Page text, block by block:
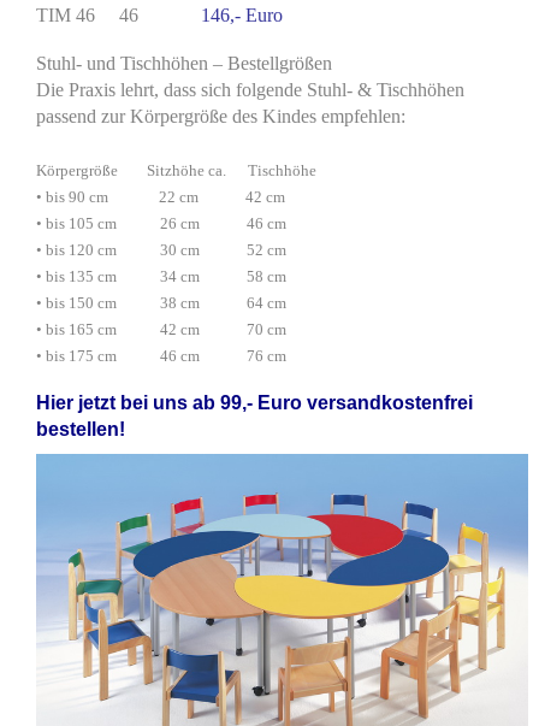
TIM 46 46 146,- Euro
Stuhl- und Tischhöhen – Bestellgrößen
Die Praxis lehrt, dass sich folgende Stuhl- & Tischhöhen
passend zur Körpergröße des Kindes empfehlen:
Körpergröße Sitzhöhe ca. Tischhöhe
• bis 90 cm 22 cm 42 cm
• bis 105 cm 26 cm 46 cm
• bis 120 cm 30 cm 52 cm
• bis 135 cm 34 cm 58 cm
• bis 150 cm 38 cm 64 cm
• bis 165 cm 42 cm 70 cm
• bis 175 cm 46 cm 76 cm
Hier jetzt bei uns ab 99,- Euro versandkostenfrei
bestellen!